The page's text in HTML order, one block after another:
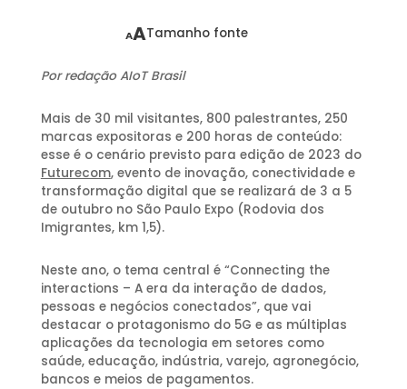
AATamanho fonte
Por redação AIoT Brasil
Mais de 30 mil visitantes, 800 palestrantes, 250
marcas expositoras e 200 horas de conteúdo:
esse é o cenário previsto para edição de 2023 do
Futurecom, evento de inovação, conectividade e
transformação digital que se realizará de 3 a 5
de outubro no São Paulo Expo (Rodovia dos
Imigrantes, km 1,5).
Neste ano, o tema central é “Connecting the
interactions – A era da interação de dados,
pessoas e negócios conectados”, que vai
destacar o protagonismo do 5G e as múltiplas
aplicações da tecnologia em setores como
saúde, educação, indústria, varejo, agronegócio,
bancos e meios de pagamentos.